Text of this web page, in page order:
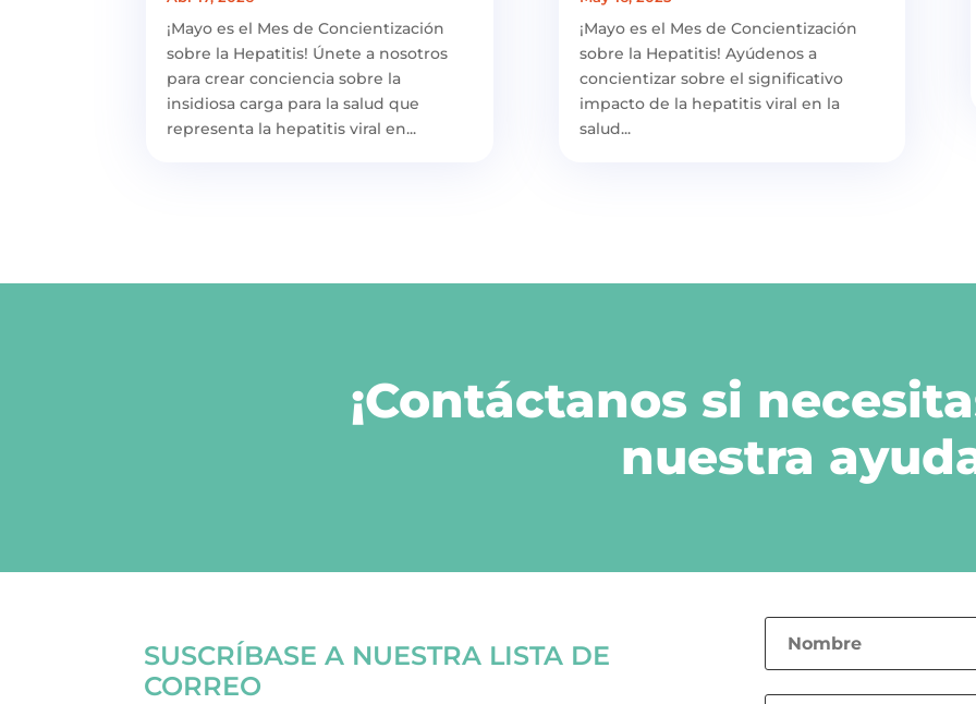
¡Mayo es el Mes de Concientización
sobre la Hepatitis! Únete a nosotros
para crear conciencia sobre la
insidiosa carga para la salud que
representa la hepatitis viral en...
¡Mayo es el Mes de Concientización
sobre la Hepatitis! Ayúdenos a
concientizar sobre el significativo
impacto de la hepatitis viral en la
salud...
¡Contáctanos si
nuestra
SUSCRÍBASE A NUESTRA LISTA DE
CORREO